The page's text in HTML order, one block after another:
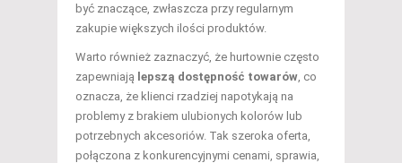
być znaczące, zwłaszcza przy regularnym
zakupie większych ilości produktów.
Warto również zaznaczyć, że hurtownie często
zapewniają lepszą dostępność towarów , co
oznacza, że klienci rzadziej napotykają na
problemy z brakiem ulubionych kolorów lub
potrzebnych akcesoriów. Tak szeroka oferta,
połączona z konkurencyjnymi cenami, sprawia,